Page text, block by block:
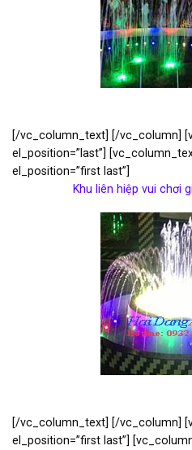
[/vc_column_text] [/vc_column]
el_position=”last”]
el_position=”first last”]
Khu liên hiệp vui chơi
[/vc_column_text] [/vc_column]
el_position=”first last”]